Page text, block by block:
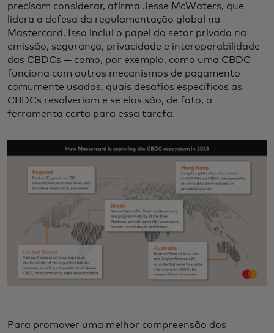
precisam considerar, afirma Jesse McWaters, que
lidera a defesa da regulamentação global na
Mastercard. Isso inclui o papel do setor privado na
emissão, segurança, privacidade e interoperabilidade
das CBDCs — como, por exemplo, como uma CBDC
funciona com outros mecanismos de pagamento
comumente usados, quais desafios específicos as
CBDCs resolveriam e se elas são, de fato, a
ferramenta certa para essa tarefa.
Para promover uma melhor compreensão dos